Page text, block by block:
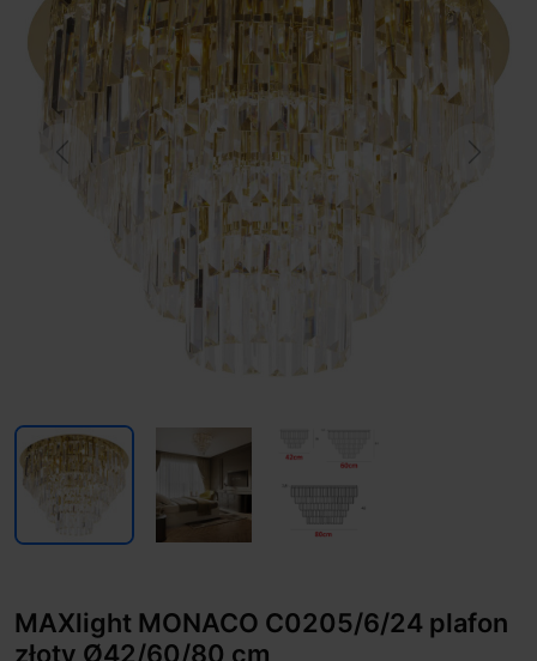
Previous
MAXlight MONACO C0205/6/24 plafon
złoty Ø42/60/80 cm